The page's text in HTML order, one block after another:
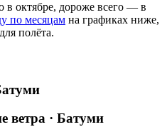
в октябре, дороже всего — в
по месяцам на графиках ниже,
полёта.
ветра · Батуми